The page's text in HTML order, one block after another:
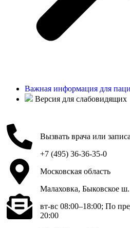
Важная информация для
Версия для слабовидящих
Вызвать врача или
+7 (495) 36-36-35-0
Московская область
Малаховка, Быковское ш.
вт-вс 08:00–18:00; По
20:00